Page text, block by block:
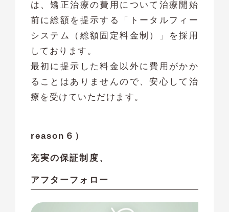
は、矯正治療の費用について治療開始
前に総額を提示する「トータルフィー
システム（総額固定料金制）」を採用
しております。
最初に提示した料金以外に費用がかか
ることはありませんので、安心して治
療を受けていただけます。
reason６）
充実の保証制度、
アフターフォロー